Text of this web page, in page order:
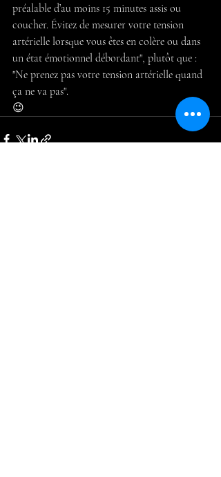
préalable d’au moins 15 minutes assis ou
coucher. Évitez de mesurer votre tension
artérielle lorsque vous êtes en colère ou dans
un état émotionnel débordant", plutôt que :
"Ne prenez pas votre tension artérielle quand
ça ne va pas".
😉